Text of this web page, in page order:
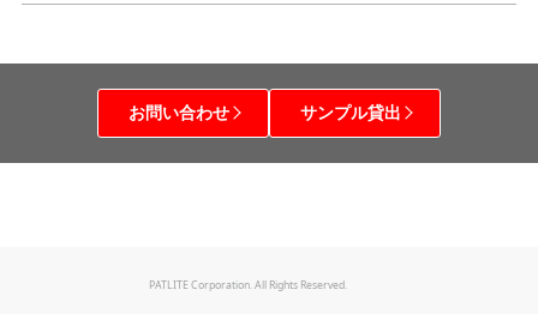
お問い合わせ サンプル貸出
PATLITE Corporation. All Rights Reserved.